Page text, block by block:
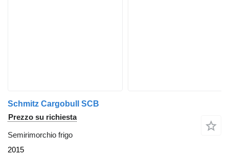
Schmitz Cargobull SCB
Prezzo su richiesta
Semirimorchio frigo
2015